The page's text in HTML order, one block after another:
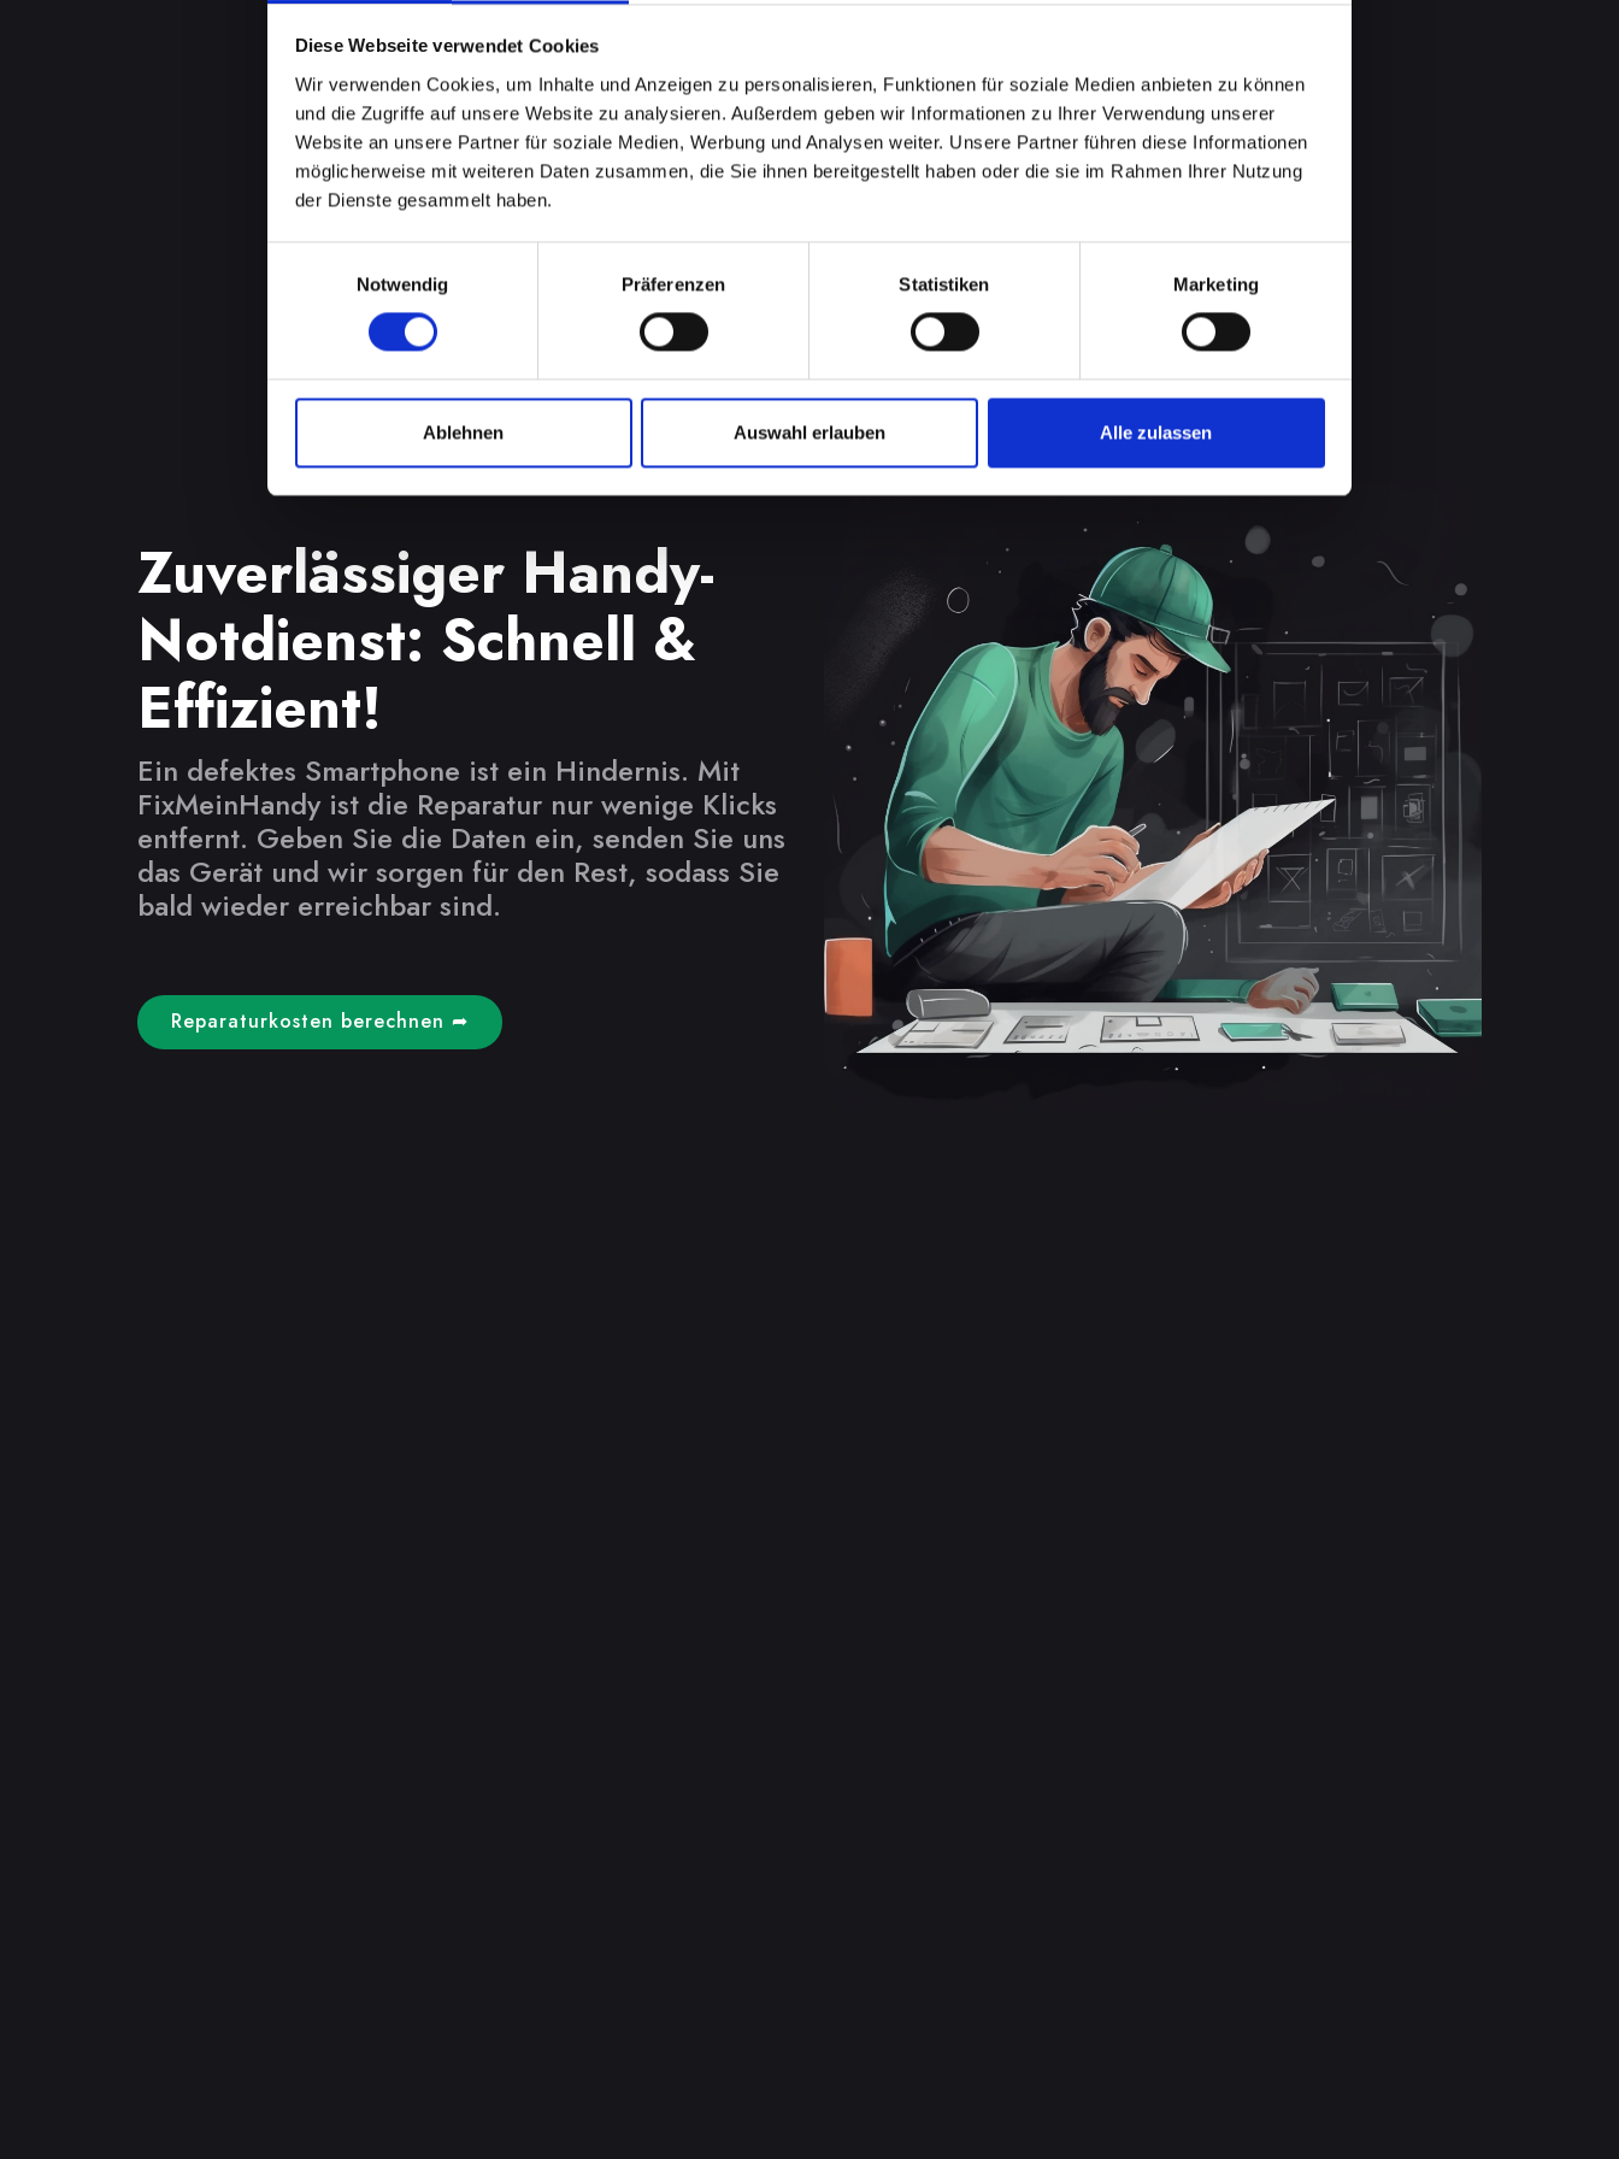
Diese Webseite verwendet Cookies
Wir verwenden Cookies, um Inhalte und Anzeigen zu personalisieren, Funktionen für soziale Medien anbieten zu können
und die Zugriffe auf unsere Website zu analysieren. Außerdem geben wir Informationen zu Ihrer Verwendung unserer
Website an unsere Partner für soziale Medien, Werbung und Analysen weiter. Unsere Partner führen diese Informationen
möglicherweise mit weiteren Daten zusammen, die Sie ihnen bereitgestellt haben oder die sie im Rahmen Ihrer Nutzung
der Dienste gesammelt haben.
Notwendig
Präferenzen Statistiken Marketing
Ablehnen Auswahl erlauben Alle zulassen
Zuverlässiger Handy-
Notdienst: Schnell &
Effizient!
Ein defektes Smartphone ist ein Hindernis. Mit
FixMeinHandy ist die Reparatur nur wenige Klicks
entfernt. Geben Sie die Daten ein, senden Sie uns
das Gerät und wir sorgen für den Rest, sodass Sie
bald wieder erreichbar sind.
Reparaturkosten berechnen ➦